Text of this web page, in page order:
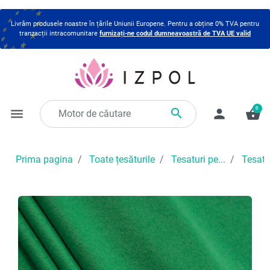
Livrăm produsele noastre în țările Uniunii Europene. Pentru a obține 0% TVA pentru
tranzacții intracomunitare furnizați-ne codul dumneavoastră de TVA UE valid
menu  person shopping_basket
0
Prima pagina Toate țesăturile Tesaturi pe...